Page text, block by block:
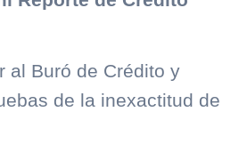
al Buró de Crédito y
de la inexactitud de